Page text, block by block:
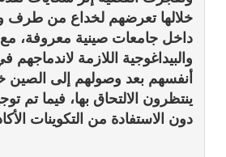
وتفجرت القضية إثر شكايات
خلالها تعرضهم لخداع من طرف
داخل جامعات صينية معروفة، مع
والبيداغوجية اللازمة
أنفسهم بعد وصولهم إلى الصين
ينتظرون الالتحاق بها، فيما تم
دون الاستفادة من التكوينات